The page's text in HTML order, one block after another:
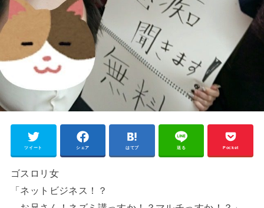
ツイート シェア はてブ 送る Pocket
ゴスロリ女
「ネットビジネス！？